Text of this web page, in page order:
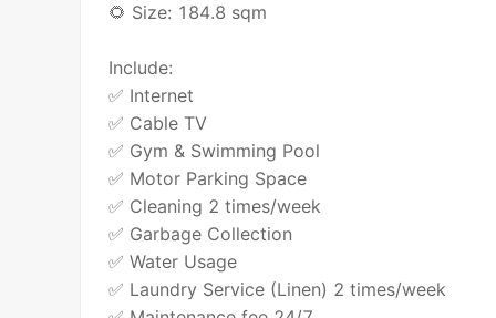
🌻 Size: 184.8 sqm
Include:
✅ Internet
✅ Cable TV
✅ Gym & Swimming Pool
✅ Motor Parking Space
✅ Cleaning 2 times/week
✅ Garbage Collection
✅ Water Usage
✅ Laundry Service (Linen) 2 times/week